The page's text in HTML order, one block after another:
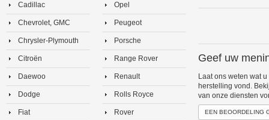
Cadillac
Chevrolet, GMC
Chrysler-Plymouth
Citroën
Daewoo
Dodge
Fiat
Opel
Peugeot
Porsche
Range Rover
Renault
Rolls Royce
Rover
Geef uw
Laat ons weten wat
herstelling vond.
van onze diensten
EEN BEOORDELING